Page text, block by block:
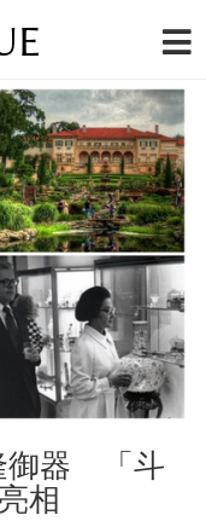
御器 「斗
相